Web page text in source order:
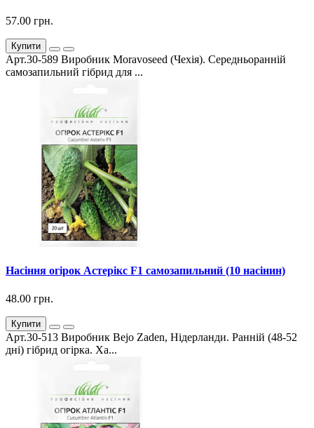
57.00 грн.
Купити
Арт.30-589 Виробник Moravoseed (Чехія). Середньоранній
самозапильний гібрид для ...
Насіння огірок Астерікс F1 самозапильний (10 насінин)
48.00 грн.
Купити
Арт.30-513 Виробник Bejo Zaden, Нідерланди. Ранній (48-52
дні) гібрид огірка. Ха...